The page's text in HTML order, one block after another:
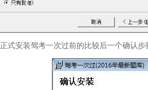
式安装驾考一次过前的比较后一个确认